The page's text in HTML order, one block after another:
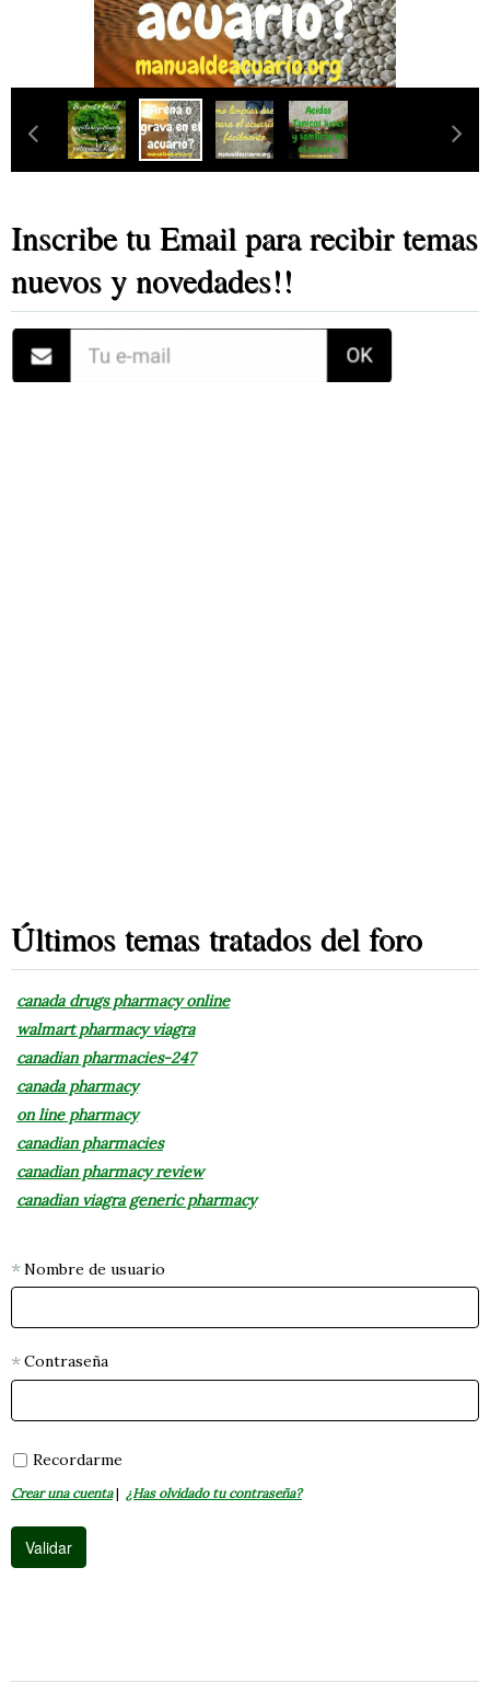
Inscribe tu Email para recibir temas
nuevos y novedades!!
Últimos temas tratados del foro
canada drugs pharmacy online
walmart pharmacy viagra
canadian pharmacies-247
canada pharmacy
on line pharmacy
canadian pharmacies
canadian pharmacy review
canadian viagra generic pharmacy
Nombre de usuario
Contraseña
Recordarme
Crear una cuenta| ¿Has olvidado tu contraseña?